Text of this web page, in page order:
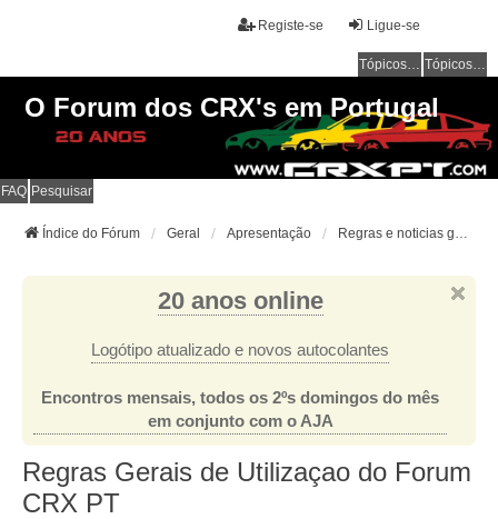
Ligue-se
Registe-se
Tópicos sem resposta Tópicos ativos
O Forum dos CRX's em Portugal
FAQ Pesquisar
Índice do Fórum Geral Apresentação Regras e noticias gerais
20 anos online
Logótipo atualizado e novos autocolantes
Encontros mensais, todos os 2ºs domingos do mês
em conjunto com o AJA
Regras Gerais de Utilizaçao do Forum
CRX PT